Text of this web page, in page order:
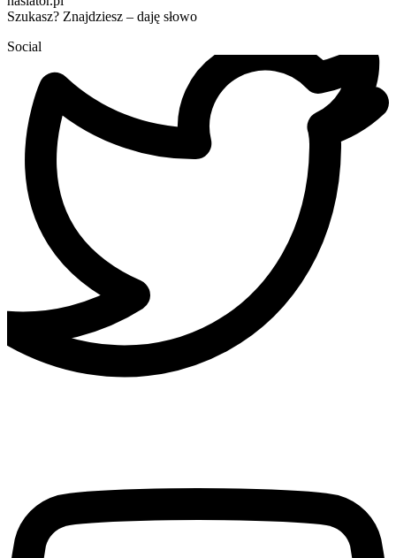
Szukasz? Znajdziesz – daję słowo
Social